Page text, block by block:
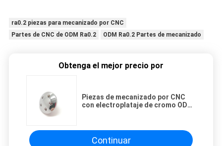
ra0.2 piezas para mecanizado por CNC
Partes de CNC de ODM Ra0.2
ODM Ra0.2 Partes de mecanizado
Obtenga el mejor precio por
Piezas de mecanizado por CNC
con electroplataje de cromo ODM
Continuar